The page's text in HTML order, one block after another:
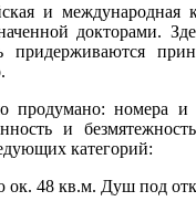
и
докторами.
продумано: номера
и
категорий:
ок. 48 кв.м. Душ под